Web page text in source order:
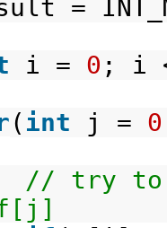
=
i = 0 ; i
( int j = 0
// try to